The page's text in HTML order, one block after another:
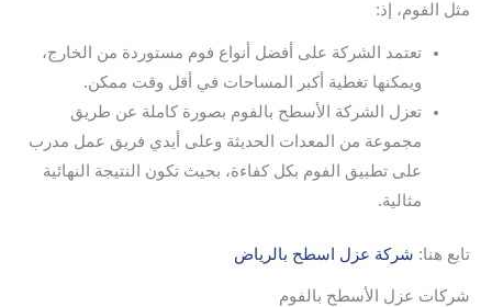
مثل الفوم، إذ:
تعتمد الشركة على أفضل أنواع فوم مستوردة من الخارج،
ويمكنها تغطية أكبر المساحات في أقل وقت ممكن.
تعزل الشركة الأسطح بالفوم بصورة كاملة عن طريق
مجموعة من المعدات الحديثة وعلى أيدي فريق عمل مدرب
على تطبيق الفوم بكل كفاءة، بحيث تكون النتيجة النهائية
مثالية.
تابع هنا: شركة عزل اسطح بالرياض
شركات عزل الأسطح بالفوم